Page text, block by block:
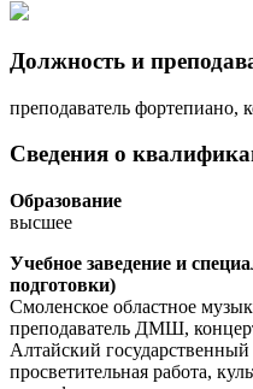
Должность и
преподаватель фортепиано,
Сведения о
Образование
высшее
Учебное заведение и
подготовки)
Смоленское областное
преподаватель ДМШ,
Алтайский
просветительная работа,